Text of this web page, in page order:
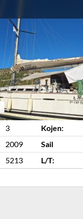
3 Kojen:
2009 Sail
5213 L/T: